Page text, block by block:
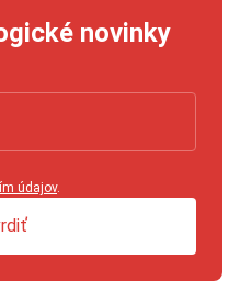
novinky
údajov.